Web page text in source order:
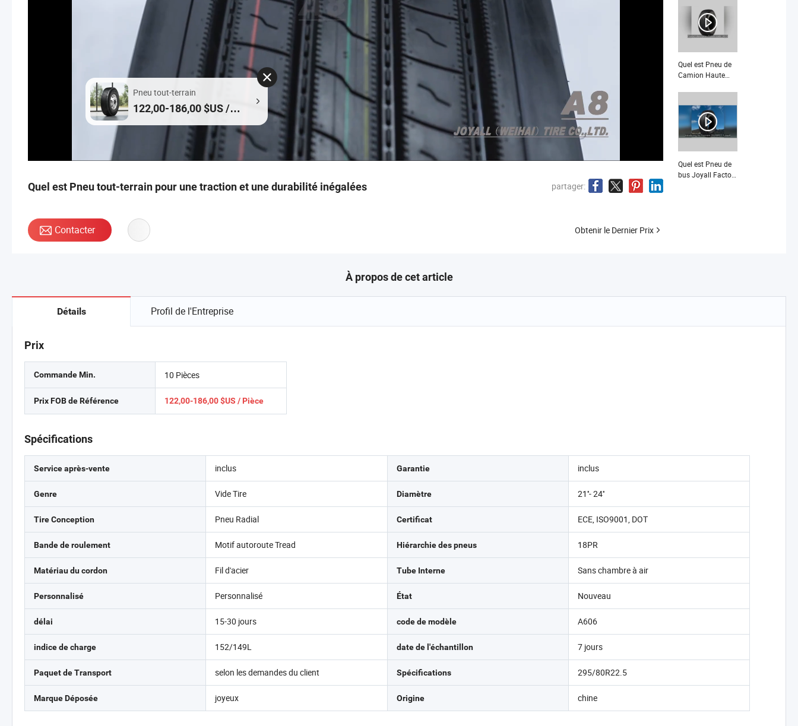
Pneu tout-terrain
122,00-186,00 $US /
Pièce
JOYALL
315/80R22.5
A888+ Conduite
Quel est Pneu de
Camion Haute
A615 pour une
Durabilité Ultime
Quel est Pneu de
bus Joyall Factory
Quel est Pneu tout-terrain pour une traction et une durabilité inégalées partager:
Contacter Obtenir le Dernier Prix
À propos de cet article
Détails Profil de l'Entreprise
Prix
Commande Min.
Prix FOB de Référence
10 Pièces
122,00-186,00 $US / Pièce
Spécifications
Service après-vente inclus Garantie inclus
Genre Vide Tire Diamètre 21''- 24''
Tire Conception Pneu Radial Certificat ECE, ISO9001, DOT
Bande de roulement Motif autoroute Tread Hiérarchie des pneus 18PR
Matériau du cordon Fil d'acier Tube Interne Sans chambre à air
Personnalisé Personnalisé État Nouveau
délai 15-30 jours code de modèle A606
indice de charge 152/149L date de l'échantillon 7 jours
Paquet de Transport selon les demandes du client Spécifications 295/80R22.5
Marque Déposée joyeux Origine chine